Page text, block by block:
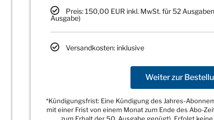
Preis: 150,00 EUR inkl. MwSt. für 52
Ausgabe)
Versandkosten: inklusive
Weiter zur
*Kündigungsfrist: Eine Kündigung des Jahres-
mit einer Frist von einem Monat zum Ende des Abo-